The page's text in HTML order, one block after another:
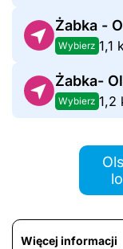
Żabka -
Wybierz 1,1
Żabka-
Wybierz 1,2
Więcej informacji